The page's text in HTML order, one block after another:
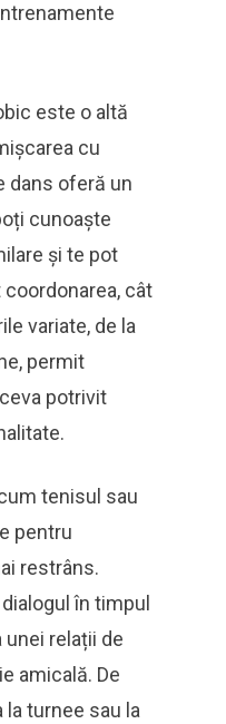
este o altă
cu
dans oferă un
cunoaște
și te pot
cât
variate, de la
permit
potrivit
tenisul sau
pentru
restrâns.
în timpul
relații de
amicală. De
la turnee sau la